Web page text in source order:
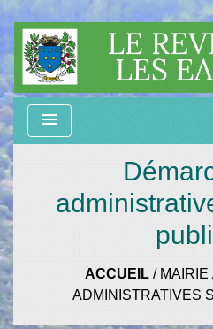
menu
ACCUEIL/ MAIRIE
ADMINISTRATIVES